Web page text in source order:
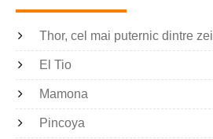
Thor, cel mai puternic dintre zei
El Tio
Mamona
Pincoya